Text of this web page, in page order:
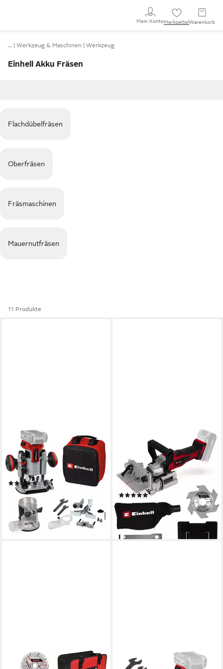
Mein KontoMerkzettel Warenkorb
… Werkzeug & Maschinen Werkzeug
Einhell Akku Fräsen
Flachdübelfräsen
Oberfräsen
Fräsmaschinen
Mauernutfräsen
11 Produkte
EINHELL
Akku-Fräse TP-RO 18 Set Li
BL - Solo, ohne Akku und
Ladegerät
(4)
152,99 € UVP
-25%
lieferbar - in 3-4 Werktagen bei dir
Flachdübelfräse TE-BJ 18 Li -
Solo, 18 in V, Power X-
Change, ohne Akku und
Ladegerät
(1)
88,08 € UVP110,95 €
-21%
lieferbar - in 3-4 Werktagen bei dir
EINHELL EINHELL